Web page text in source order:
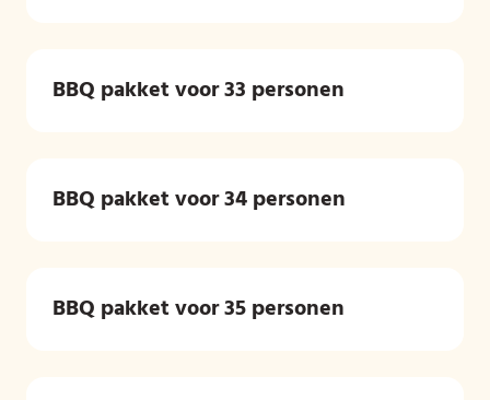
BBQ pakket voor 33 personen
BBQ pakket voor 34 personen
BBQ pakket voor 35 personen